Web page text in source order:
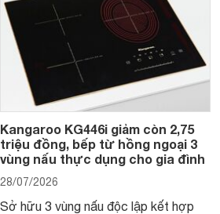
nhiều người tiêu dùng.
Kangaroo KG446i giảm còn 2,75
triệu đồng, bếp từ hồng ngoại 3
vùng nấu thực dụng cho gia đình
28/07/2026
Sở hữu 3 vùng nấu độc lập kết hợp